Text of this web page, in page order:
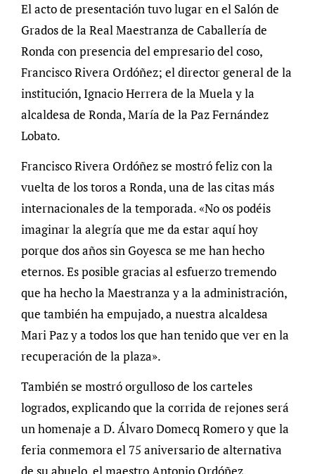
El acto de presentación tuvo lugar en el Salón de
Grados de la Real Maestranza de Caballería de
Ronda con presencia del empresario del coso,
Francisco Rivera Ordóñez; el director general de la
institución, Ignacio Herrera de la Muela y la
alcaldesa de Ronda, María de la Paz Fernández
Lobato.
Francisco Rivera Ordóñez se mostró feliz con la
vuelta de los toros a Ronda, una de las citas más
internacionales de la temporada. «No os podéis
imaginar la alegría que me da estar aquí hoy
porque dos años sin Goyesca se me han hecho
eternos. Es posible gracias al esfuerzo tremendo
que ha hecho la Maestranza y a la administración,
que también ha empujado, a nuestra alcaldesa
Mari Paz y a todos los que han tenido que ver en la
recuperación de la plaza».
También se mostró orgulloso de los carteles
logrados, explicando que la corrida de rejones será
un homenaje a D. Álvaro Domecq Romero y que la
feria conmemora el 75 aniversario de alternativa